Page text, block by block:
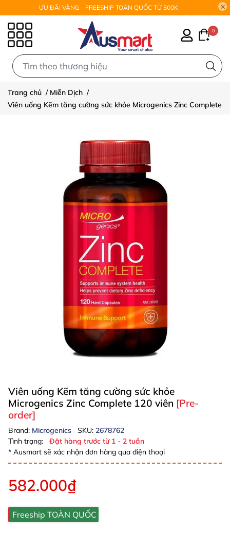
ƯU ĐÃI VÀNG - FREESHIP TOÀN QUỐC TỪ 500K
0
Trang chủ / Miễn Dịch /
Viên uống Kẽm tăng cường sức khỏe Microgenics Zinc Complete
Viên uống Kẽm tăng cường sức khỏe
Microgenics Zinc Complete 120 viên [Pre-
order]
Brand: Microgenics SKU: 2678762
Tình trạng:
Đặt hàng trước từ 1 - 2 tuần
* Ausmart sẽ xác nhận đơn hàng qua điện thoại
582.000₫
Freeship TOÀN QUỐC